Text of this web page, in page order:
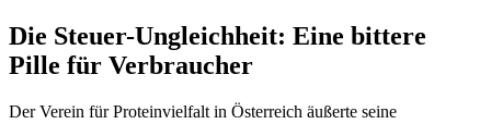
Die Steuer-Ungleichheit: Eine bittere
Pille für Verbraucher
Der Verein für Proteinvielfalt in Österreich äußerte seine